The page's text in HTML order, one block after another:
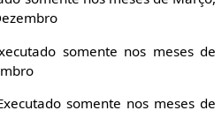
somente nos meses de
somente nos meses de